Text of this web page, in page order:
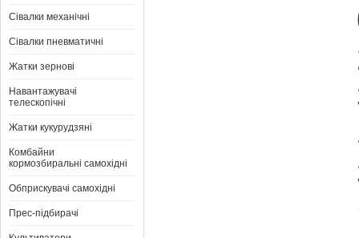
Сівалки механічні
Сівалки пневматичні
Жатки зернові
Навантажувачі
телескопічні
Жатки кукурудзяні
Комбайни
кормозбиральні самохідні
Обприскувачі самохідні
Прес-підбирачі